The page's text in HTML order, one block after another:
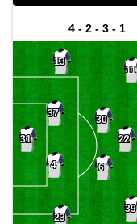
4 - 2 - 3 - 1
31
13
37
4
23
30
6
11
22
39